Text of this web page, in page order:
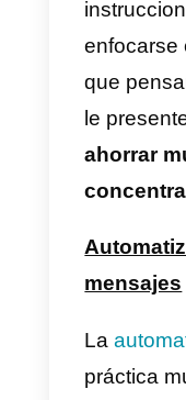
los
eso se
enviar